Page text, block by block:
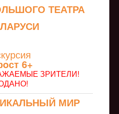
ТЕАТРА
6+
ЗРИТЕЛИ!
МИР